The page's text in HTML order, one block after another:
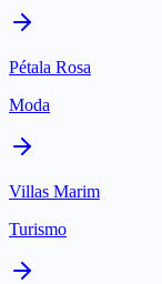
Pétala Rosa
Moda
Villas Marim
Turismo